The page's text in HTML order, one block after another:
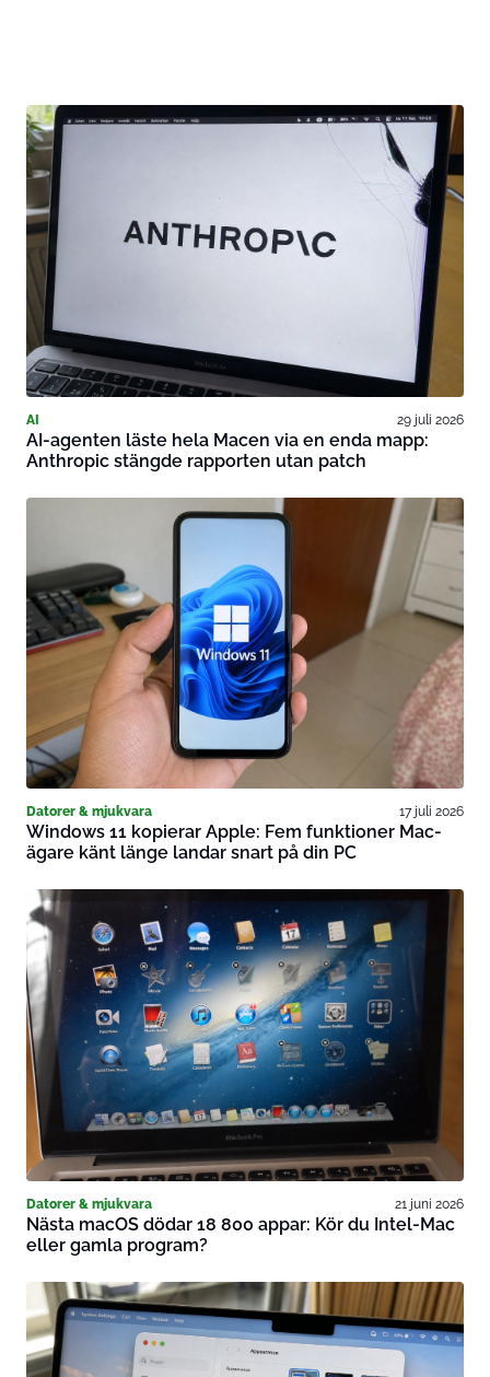
AI 29 juli 2026
AI-agenten läste hela Macen via en enda mapp:
Anthropic stängde rapporten utan patch
Datorer & mjukvara 17 juli 2026
Windows 11 kopierar Apple: Fem funktioner Mac-
ägare känt länge landar snart på din PC
Datorer & mjukvara 21 juni 2026
Nästa macOS dödar 18 800 appar: Kör du Intel-Mac
eller gamla program?